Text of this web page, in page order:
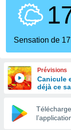
en
Sensation de
Prévisions
Canicule
déjà ce